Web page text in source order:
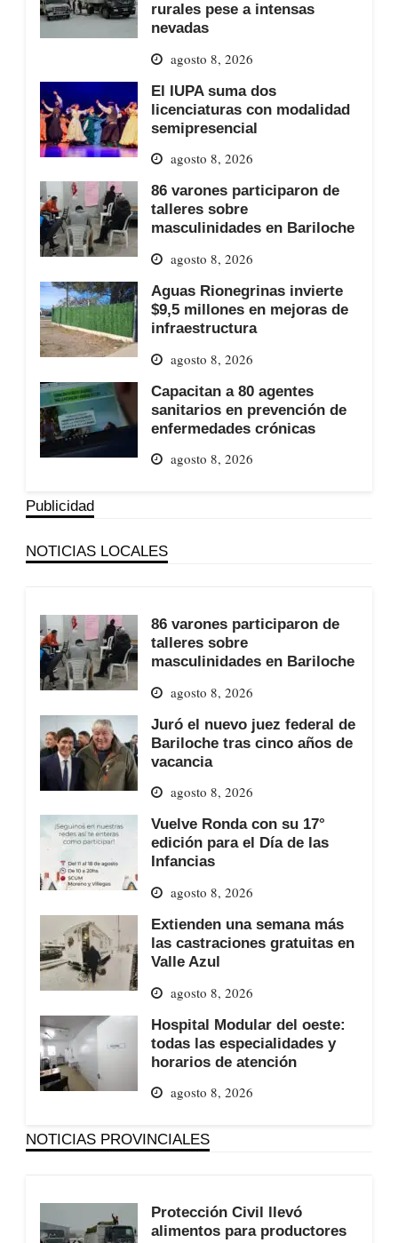
rurales pese a intensas
nevadas
agosto 8, 2026
El IUPA suma dos
licenciaturas con modalidad
semipresencial
agosto 8, 2026
86 varones participaron de
talleres sobre
masculinidades en Bariloche
agosto 8, 2026
Aguas Rionegrinas invierte
$9,5 millones en mejoras de
infraestructura
agosto 8, 2026
Capacitan a 80 agentes
sanitarios en prevención de
enfermedades crónicas
agosto 8, 2026
Publicidad
NOTICIAS LOCALES
86 varones participaron de
talleres sobre
masculinidades en Bariloche
agosto 8, 2026
Juró el nuevo juez federal de
Bariloche tras cinco años de
vacancia
agosto 8, 2026
Vuelve Ronda con su 17°
edición para el Día de las
Infancias
agosto 8, 2026
Extienden una semana más
las castraciones gratuitas en
Valle Azul
agosto 8, 2026
Hospital Modular del oeste:
todas las especialidades y
horarios de atención
agosto 8, 2026
NOTICIAS PROVINCIALES
Protección Civil llevó
alimentos para productores